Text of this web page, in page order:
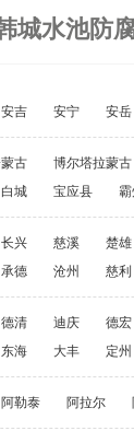
城水池防
安吉 安宁 安岳
古 博尔塔拉蒙古
白城 宝应县 霸
长兴 慈溪 楚雄
承德 沧州 慈利
德清 迪庆 德宏
东海 大丰 定州
阿勒泰 阿拉尔